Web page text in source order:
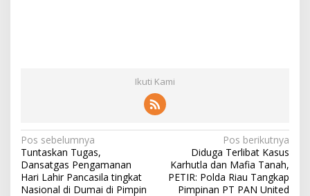
Ikuti Kami
N
a
v
Pos sebelumnya
Tuntaskan Tugas,
Dansatgas Pengamanan
Hari Lahir Pancasila tingkat
Nasional di Dumai di Pimpin
Pos berikutnya
Diduga Terlibat Kasus
Karhutla dan Mafia Tanah,
PETIR: Polda Riau Tangkap
Pimpinan PT PAN United